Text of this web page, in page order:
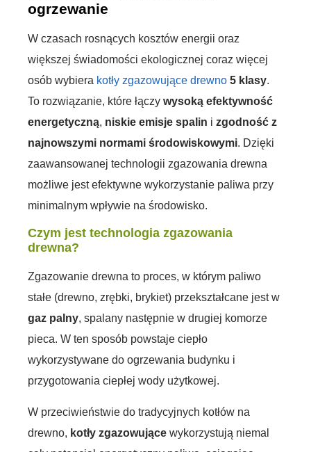
ogrzewanie
W czasach rosnących kosztów energii oraz
większej świadomości ekologicznej coraz więcej
osób wybiera kotły zgazowujące drewno 5 klasy.
To rozwiązanie, które łączy wysoką efektywność
energetyczną, niskie emisje spalin i zgodność z
najnowszymi normami środowiskowymi. Dzięki
zaawansowanej technologii zgazowania drewna
możliwe jest efektywne wykorzystanie paliwa przy
minimalnym wpływie na środowisko.
Czym jest technologia zgazowania
drewna?
Zgazowanie drewna to proces, w którym paliwo
stałe (drewno, zrębki, brykiet) przekształcane jest w
gaz palny, spalany następnie w drugiej komorze
pieca. W ten sposób powstaje ciepło
wykorzystywane do ogrzewania budynku i
przygotowania ciepłej wody użytkowej.
W przeciwieństwie do tradycyjnych kotłów na
drewno, kotły zgazowujące wykorzystują niemal